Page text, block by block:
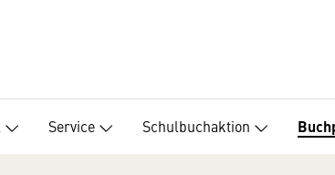
Service Schulbuchaktion